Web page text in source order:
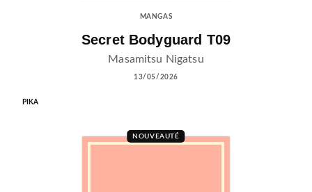
MANGAS
Secret Bodyguard T09
Masamitsu Nigatsu
13/05/2026
PIKA
NOUVEAUTÉ